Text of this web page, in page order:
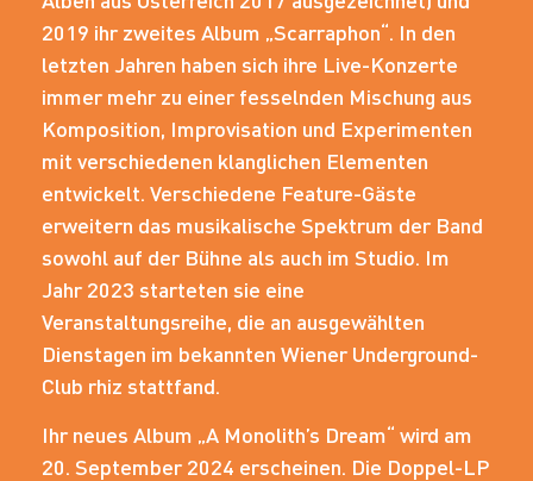
2019 ihr zweites Album „Scarraphon“. In den
letzten Jahren haben sich ihre Live-Konzerte
immer mehr zu einer fesselnden Mischung aus
Komposition, Improvisation und Experimenten
mit verschiedenen klanglichen Elementen
entwickelt. Verschiedene Feature-Gäste
erweitern das musikalische Spektrum der Band
sowohl auf der Bühne als auch im Studio. Im
Jahr 2023 starteten sie eine
Veranstaltungsreihe, die an ausgewählten
Dienstagen im bekannten Wiener Underground-
Club rhiz stattfand.
Ihr neues Album „A Monolith’s Dream“ wird am
20. September 2024 erscheinen. Die Doppel-LP